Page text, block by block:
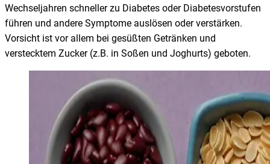
Wechseljahren schneller zu Diabetes oder Diabetesvorstufen
führen und andere Symptome auslösen oder verstärken.
Vorsicht ist vor allem bei gesüßten Getränken und
verstecktem Zucker (z.B. in Soßen und Joghurts) geboten.